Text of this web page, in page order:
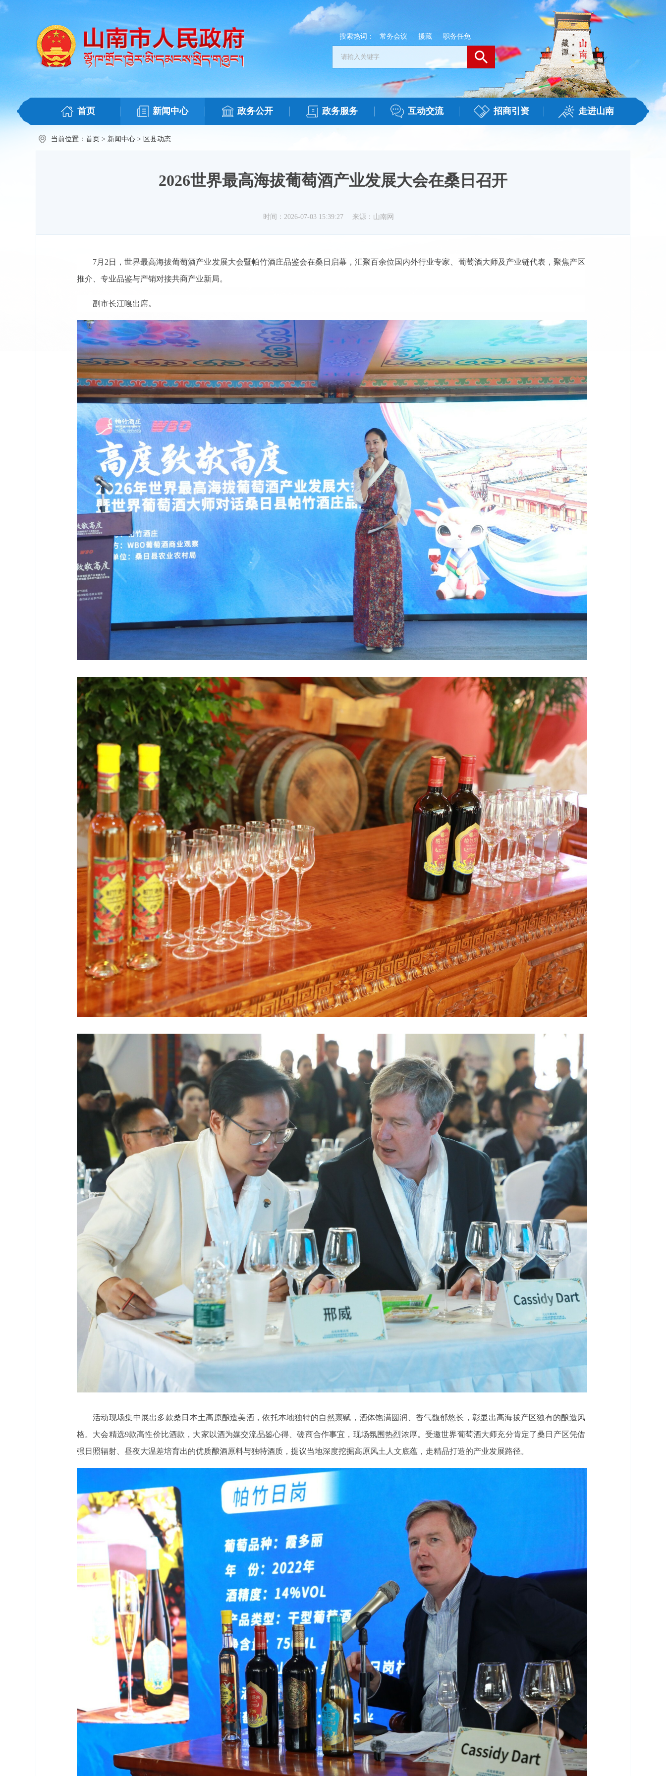
搜索热词： 常务会议 援藏 职务任免
首页 新闻中心 政务公开 政务服务 互动交流 招商引资 走进山南
当前位置： 首页 > 新闻中心 > 区县动态
2026世界最高海拔葡萄酒产业发展大会在桑日召开
时间：2026-07-03 15:39:27 来源：山南网
7月2日，世界最高海拔葡萄酒产业发展大会暨帕竹酒庄品鉴会在桑日启幕，汇聚百余位国内外行业专家、葡萄酒大师及产业链代表，聚焦产区
推介、专业品鉴与产销对接共商产业新局。
副市长江嘎出席。
活动现场集中展出多款桑日本土高原酿造美酒，依托本地独特的自然禀赋，酒体饱满圆润、香气馥郁悠长，彰显出高海拔产区独有的酿造风
格。大会精选9款高性价比酒款，大家以酒为媒交流品鉴心得、磋商合作事宜，现场氛围热烈浓厚。受邀世界葡萄酒大师充分肯定了桑日产区凭借
强日照辐射、昼夜大温差培育出的优质酿酒原料与独特酒质，提议当地深度挖掘高原风土人文底蕴，走精品打造的产业发展路径。